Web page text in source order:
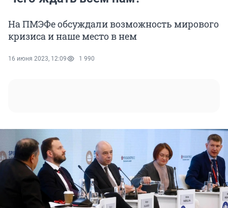
На ПМЭФе обсуждали возможность мирового
кризиса и наше место в нем
16 июня 2023, 12:09 1 990